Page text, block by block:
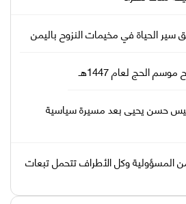
الحياة في مخيمات النزوح باليمن
الحج لعام 1447هـ
أنيس حسن يحيى بعد مسيرة سياسية
المسؤولية وكل الأطراف تتحمل تبعات